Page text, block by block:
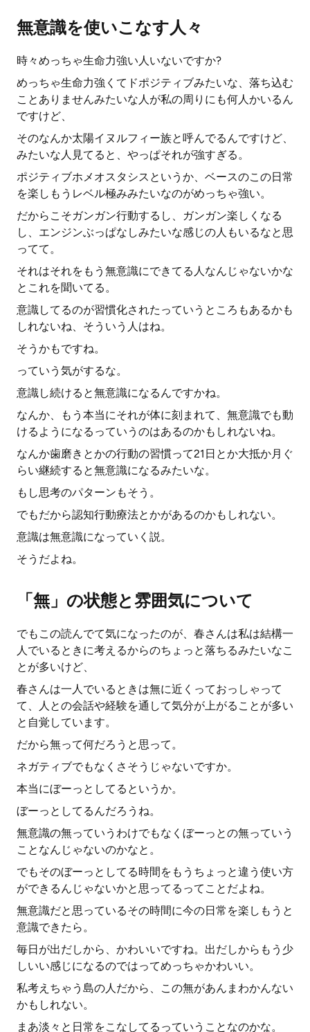
無意識を使いこなす人々
時々めっちゃ生命力強い人いないですか?
めっちゃ生命力強くてドポジティブみたいな、落ち込む
ことありませんみたいな人が私の周りにも何人かいるん
ですけど、
そのなんか太陽イヌルフィー族と呼んでるんですけど、
みたいな人見てると、やっぱそれが強すぎる。
ポジティブホメオスタシスというか、ベースのこの日常
を楽しもうレベル極みみたいなのがめっちゃ強い。
だからこそガンガン行動するし、ガンガン楽しくなる
し、エンジンぶっぱなしみたいな感じの人もいるなと思
ってて。
それはそれをもう無意識にできてる人なんじゃないかな
とこれを聞いてる。
意識してるのが習慣化されたっていうところもあるかも
しれないね、そういう人はね。
そうかもですね。
っていう気がするな。
意識し続けると無意識になるんですかね。
なんか、もう本当にそれが体に刻まれて、無意識でも動
けるようになるっていうのはあるのかもしれないね。
なんか歯磨きとかの行動の習慣って21日とか大抵か月ぐ
らい継続すると無意識になるみたいな。
もし思考のパターンもそう。
でもだから認知行動療法とかがあるのかもしれない。
意識は無意識になっていく説。
そうだよね。
「無」の状態と雰囲気について
でもこの読んでて気になったのが、春さんは私は結構一
人でいるときに考えるからのちょっと落ちるみたいなこ
とが多いけど、
春さんは一人でいるときは無に近くっておっしゃって
て、人との会話や経験を通して気分が上がることが多い
と自覚しています。
だから無って何だろうと思って。
ネガティブでもなくさそうじゃないですか。
本当にぼーっとしてるというか。
ぼーっとしてるんだろうね。
無意識の無っていうわけでもなくぼーっとの無っていう
ことなんじゃないのかなと。
でもそのぼーっとしてる時間をもうちょっと違う使い方
ができるんじゃないかと思ってるってことだよね。
無意識だと思っているその時間に今の日常を楽しもうと
意識できたら。
毎日が出だしから、かわいいですね。出だしからもう少
しいい感じになるのではってめっちゃかわいい。
私考えちゃう島の人だから、この無があんまわかんない
かもしれない。
まあ淡々と日常をこなしてるっていうことなのかな。